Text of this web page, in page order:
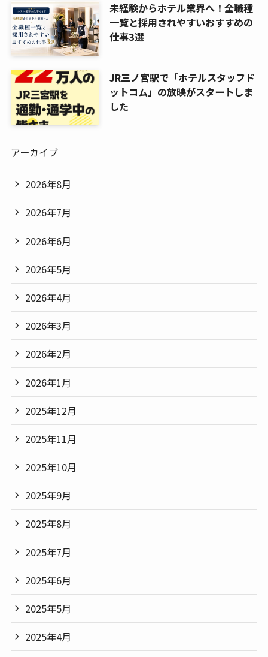
未経験からホテル業界へ！全職種
一覧と採用されやすいおすすめの
仕事3選
JR三ノ宮駅で「ホテルスタッフド
ットコム」の放映がスタートしま
した
アーカイブ
2026年8月
2026年7月
2026年6月
2026年5月
2026年4月
2026年3月
2026年2月
2026年1月
2025年12月
2025年11月
2025年10月
2025年9月
2025年8月
2025年7月
2025年6月
2025年5月
2025年4月